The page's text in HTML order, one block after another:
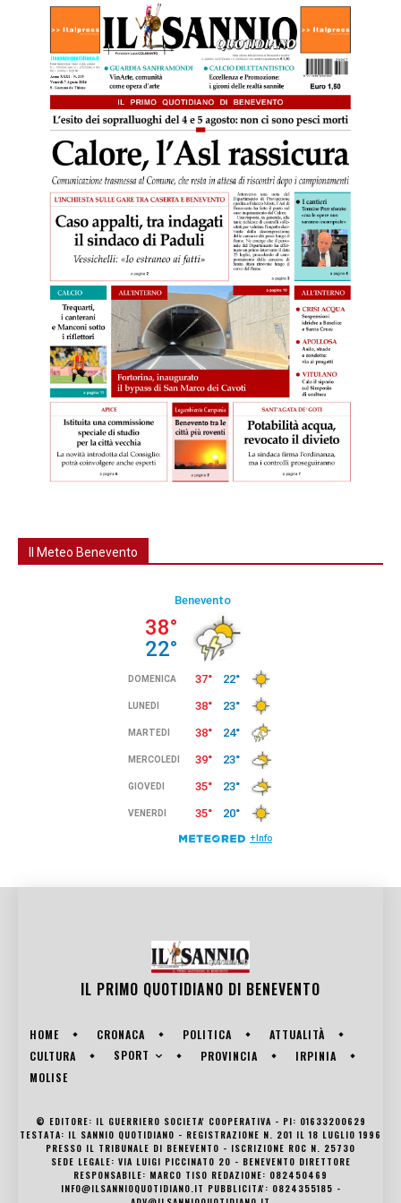
Il Meteo Benevento
IL PRIMO QUOTIDIANO DI BENEVENTO
HOME CRONACA POLITICA
ATTUALITÀ
CULTURA
SPORT PROVINCIA
IRPINIA
MOLISE
© EDITORE: IL GUERRIERO SOCIETA' COOPERATIVA - PI: 01633200629
TESTATA: IL SANNIO QUOTIDIANO - REGISTRAZIONE N. 201 IL 18 LUGLIO 1996
PRESSO IL TRIBUNALE DI BENEVENTO - ISCRIZIONE ROC N. 25730
SEDE LEGALE: VIA LUIGI PICCINATO 20 - BENEVENTO DIRETTORE
RESPONSABILE: MARCO TISO REDAZIONE: 082450469
INFO@ILSANNIOQUOTIDIANO.IT PUBBLICITA': 0824355185 -